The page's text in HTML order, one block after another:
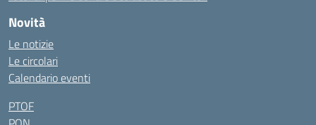
Novità
Le notizie
Le circolari
Calendario eventi
PTOF